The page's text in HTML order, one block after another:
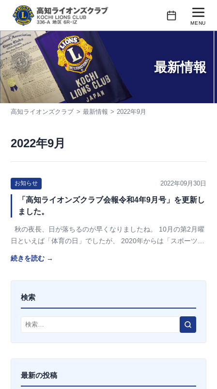
テ
ン
ツ
へ
ス
MENU
行事予定
クラブの紹介
会長あいさつ
活動紹介
会員紹介
最新情報
高知ライオンズクラブ 最新情報 2022年9月
2022年9月
お知らせ 2022年09月30日
「高知ライオンズクラブ会報令和4年9月号」を更新し
ました。
秋の夜長、日が落ちるのが早くなりましたね。 10月の第2月曜
日といえば「体育の日」でしたが、 2020年からは「スポーツの
続きを読む →
検索
検
最新の投稿